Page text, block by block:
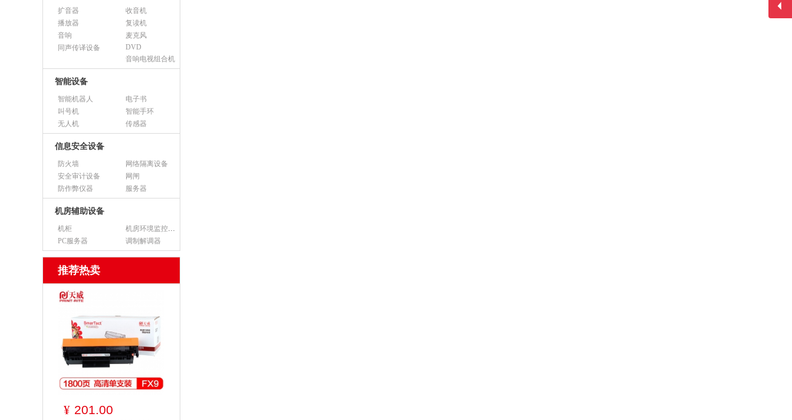
扩音器
收音机
播放器
复读机
音响
麦克风
同声传译设备
DVD
音响电视组合机
智能设备
智能机器人
电子书
叫号机
智能手环
无人机
传感器
信息安全设备
防火墙
网络隔离设备
安全审计设备
网闸
防作弊仪器
服务器
机房辅助设备
机柜
机房环境监控设备
PC服务器
调制解调器
推荐热卖
¥ 201.00